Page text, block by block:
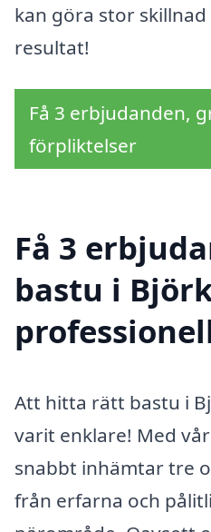
kan göra stor
resultat!
Få 3 erbjudanden,
förpliktelser
Få 3
bastu i
Att hitta rätt bastu i
varit enklare! Med
snabbt inhämtar tre
från erfarna och